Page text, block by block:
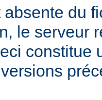
du
le serveur
constitue